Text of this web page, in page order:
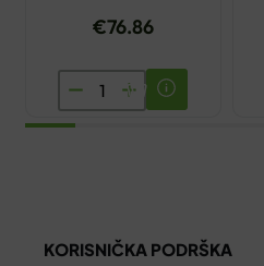
€76.86
TLAKOMJER
OMRON
KORISNIČKA PODRŠKA